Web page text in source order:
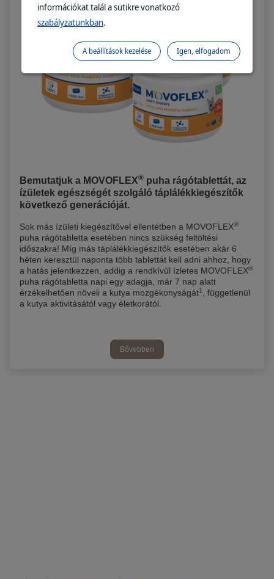
Bővebben
Bemutatjuk a MOVOFLEX® puha rágótablettát, az
ízületek egészségét szolgáló táplálékkiegészítők
következő generációját.
Sok más ízületi kiegészítővel ellentétben a MOVOFLEX®
puha rágótabletta esetében nincs szükség feltöltési
időszakra! Míg más táplálékkiegészítők esetében akár 6
héten keresztül naponta több tablettát kell adni ahhoz, hogy
a hatás jelentkezzen, addig a rendkívül ízletes MOVOFLEX®
puha rágótabletta napi egy adagja, már 7 nap alatt
érzékelhetően növeli a kutya mozgékonyságát1
, függetlenül
a kutya aktivitásától vagy életkorától.
információkat talál a sütikre vonatkozó
szabályzatunkban.
Igen, elfogadom
A beállítások kezelése